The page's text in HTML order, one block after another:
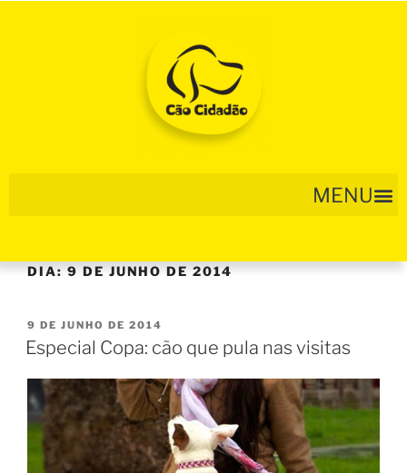
DIA:9 DE JUNHO DE 2014
9 DE JUNHO DE 2014
Especial Copa: cão que pula nas visitas